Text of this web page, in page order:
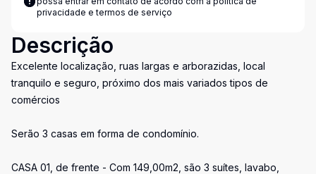
privacidade e termos de serviço
Descrição
Excelente localização, ruas largas e arborazidas, local
tranquilo e seguro, próximo dos mais variados tipos de
comércios
Serão 3 casas em forma de condomínio.
CASA 01, de frente - Com 149,00m2, são 3 suítes, lavabo,